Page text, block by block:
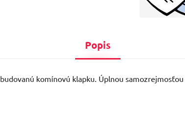
Popis
komínovú klapku. Úplnou